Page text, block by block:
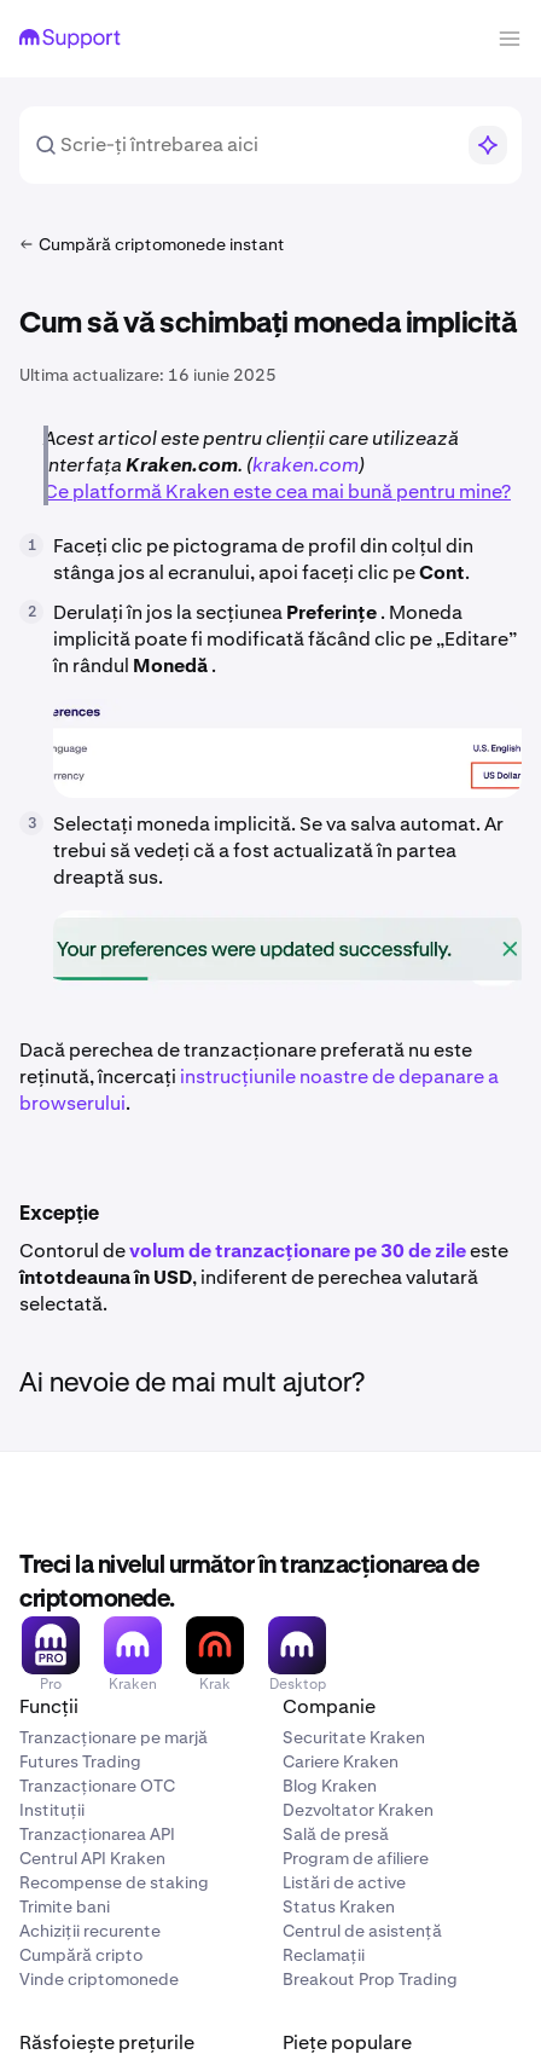
Cumpără criptomonede instant
Cum să vă schimbați moneda implicită
Ultima actualizare: 16 iunie 2025
Acest articol este pentru clienții care utilizează
interfațaKraken.com. (kraken.com)
Ce platformă Kraken este cea mai bună pentru mine?
1
Faceți clic pe pictograma de profil din colțul din
stânga jos al ecranului, apoi faceți clic peCont.
2 Derulați în jos la secțiuneaPreferințe. Moneda
implicită poate fi modificată făcând clic pe „Editare”
în rândul Monedă.
3
Selectați moneda implicită. Se va salva automat. Ar
trebui să vedeți că a fost actualizată în partea
dreaptă sus.
Dacă perechea de tranzacționare preferată nu este
reținută, încercați instrucțiunile noastre de depanare a
browserului.
Excepție
Contorul devolum de tranzacționare pe 30 de zileeste
întotdeauna în USD, indiferent de perechea valutară
selectată.
Ai nevoie de mai mult ajutor?
Treci la nivelul următor în tranzacționarea de
criptomonede.
Pro Kraken Krak Desktop
Funcții
Tranzacționare pe marjă
Futures Trading
Tranzacționare OTC
Instituții
Tranzacționarea API
Centrul API Kraken
Recompense de staking
Trimite bani
Achiziții recurente
Cumpără cripto
Vinde criptomonede
Companie
Securitate Kraken
Cariere Kraken
Blog Kraken
Dezvoltator Kraken
Sală de presă
Program de afiliere
Listări de active
Status Kraken
Centrul de asistență
Reclamații
Breakout Prop Trading
Răsfoiește prețurile Piețe populare